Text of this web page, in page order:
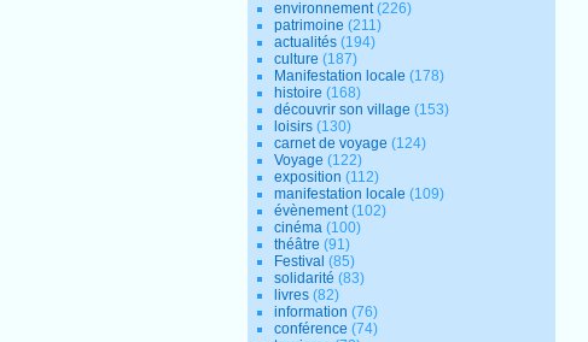
environnement(226)
patrimoine (211)
actualités (194)
culture (187)
Manifestation locale (178)
histoire (168)
découvrir son village (153)
loisirs (130)
carnet de voyage (124)
Voyage (122)
exposition (112)
manifestation locale (109)
évènement(102)
cinéma (100)
théâtre (91)
Festival (85)
solidarité (83)
livres (82)
information (76)
conférence (74)